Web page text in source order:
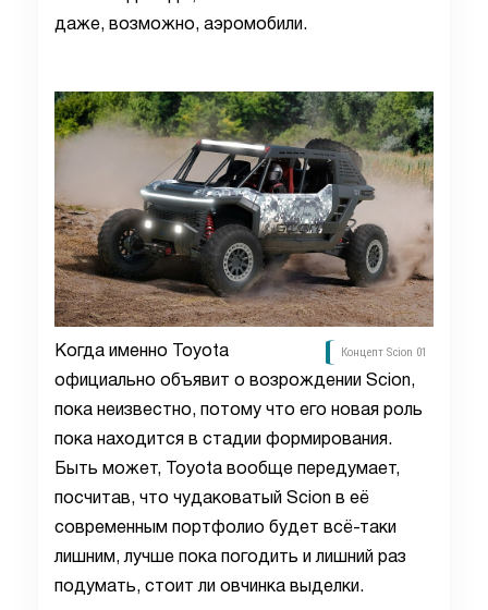
даже, возможно, аэромобили.
Концепт Scion 01
Когда именно Toyota
официально объявит о возрождении Scion,
пока неизвестно, потому что его новая роль
пока находится в стадии формирования.
Быть может, Toyota вообще передумает,
посчитав, что чудаковатый Scion в её
современным портфолио будет всё-таки
лишним, лучше пока погодить и лишний раз
подумать, стоит ли овчинка выделки.